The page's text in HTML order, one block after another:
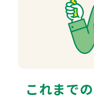
これまでの